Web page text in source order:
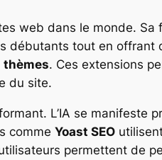
web dans le monde. Sa
débutants tout en offrant
thèmes. Ces extensions
du site.
L’IA se manifeste
comme Yoast SEO
permettent de